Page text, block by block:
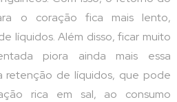
o coração fica mais lento,
líquidos. Além disso, ficar muito
piora ainda mais essa
retenção de líquidos, que pode
rica em sal, ao consumo